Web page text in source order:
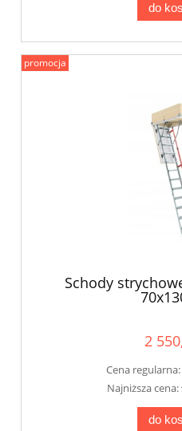
do
Schody
2
Cena regularna:
Najniższa cena:
do
promocja